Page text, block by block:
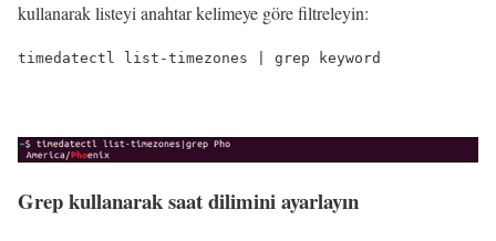
kullanarak listeyi anahtar kelimeye göre filtreleyin:
timedatectl list-timezones | grep keyword
Grep kullanarak saat dilimini ayarlayın